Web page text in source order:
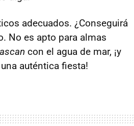
adecuados. ¿Conseguirá
No es apto para almas
con el agua de mar, ¡y
auténtica fiesta!